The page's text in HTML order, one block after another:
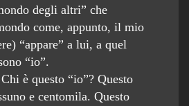
degli altri” che
come, appunto, il mio
“appare” a lui, a quel
“io”.
è questo “io”? Questo
e centomila. Questo